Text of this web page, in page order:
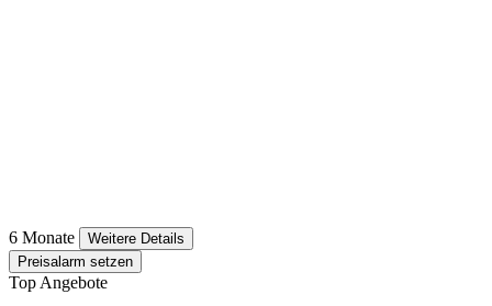
6 Monate
Weitere Details
Preisalarm setzen
Top Angebote